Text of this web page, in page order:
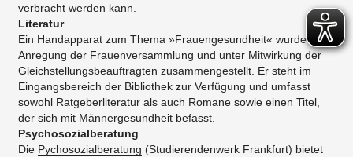
verbracht werden kann.
Literatur
Ein Handapparat zum Thema »Frauengesundheit« wurde auf
Anregung der Frauenversammlung und unter Mitwirkung der
Gleichstellungsbeauftragten zusammengestellt. Er steht im
Eingangsbereich der Bibliothek zur Verfügung und umfasst
sowohl Ratgeberliteratur als auch Romane sowie einen Titel,
der sich mit Männergesundheit befasst.
Psychosozialberatung
Die Pychosozialberatung (Studierendenwerk Frankfurt) bietet